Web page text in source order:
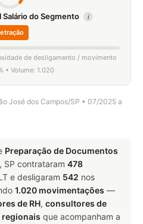
Salário do Segmento i
de desligamento / movimento
• Volume: 1.020
José dos Campos/SP • 07/2025 a
Preparação de Documentos
SP contrataram 478
e desligaram 542 nos
1.020 movimentações —
de RH, consultores de
que acompanham a